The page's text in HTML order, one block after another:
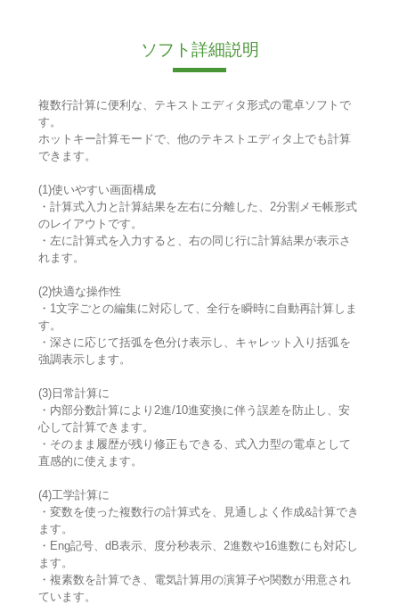
ソフト詳細説明
複数行計算に便利な、テキストエディタ形式の電卓ソフトで
す。
ホットキー計算モードで、他のテキストエディタ上でも計算
できます。
(1)使いやすい画面構成
・計算式入力と計算結果を左右に分離した、2分割メモ帳形式
のレイアウトです。
・左に計算式を入力すると、右の同じ行に計算結果が表示さ
れます。
(2)快適な操作性
・1文字ごとの編集に対応して、全行を瞬時に自動再計算しま
す。
・深さに応じて括弧を色分け表示し、キャレット入り括弧を
強調表示します。
(3)日常計算に
・内部分数計算により2進/10進変換に伴う誤差を防止し、安
心して計算できます。
・そのまま履歴が残り修正もできる、式入力型の電卓として
直感的に使えます。
(4)工学計算に
・変数を使った複数行の計算式を、見通しよく作成&計算でき
ます。
・Eng記号、dB表示、度分秒表示、2進数や16進数にも対応し
ます。
・複素数を計算でき、電気計算用の演算子や関数が用意され
ています。